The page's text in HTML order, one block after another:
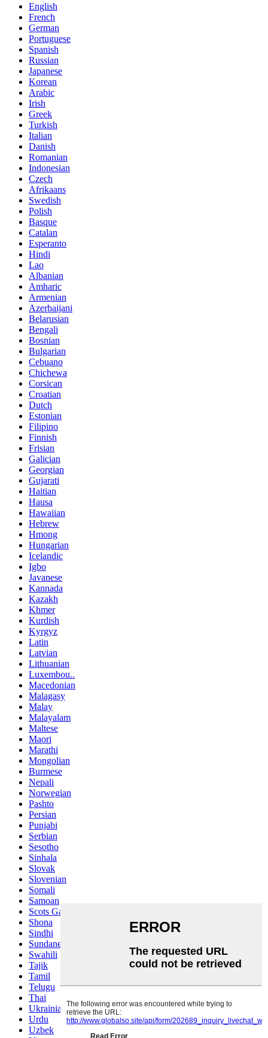
English
French
German
Portuguese
Spanish
Russian
Japanese
Korean
Arabic
Irish
Greek
Turkish
Italian
Danish
Romanian
Indonesian
Czech
Afrikaans
Swedish
Polish
Basque
Catalan
Esperanto
Hindi
Lao
Albanian
Amharic
Armenian
Azerbaijani
Belarusian
Bengali
Bosnian
Bulgarian
Cebuano
Chichewa
Corsican
Croatian
Dutch
Estonian
Filipino
Finnish
Frisian
Galician
Georgian
Gujarati
Haitian
Hausa
Hawaiian
Hebrew
Hmong
Hungarian
Icelandic
Igbo
Javanese
Kannada
Kazakh
Khmer
Kurdish
Kyrgyz
Latin
Latvian
Lithuanian
Luxembou..
Macedonian
Malagasy
Malay
Malayalam
Maltese
Maori
Marathi
Mongolian
Burmese
Nepali
Norwegian
Pashto
Persian
Punjabi
Serbian
Sesotho
Sinhala
Slovak
Slovenian
Somali
Samoan
Scots Gaelic
Shona
Sindhi
Sundanese
Swahili
Tajik
Tamil
Telugu
Thai
Ukrainian
Urdu
Uzbek